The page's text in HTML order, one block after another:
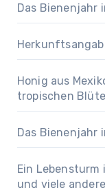
Das Bienenjahr
Honig aus
tropischen
Das Bienenjahr
Ein Lebensturm
und viele